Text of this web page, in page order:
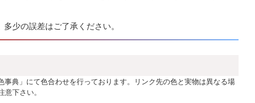
少の誤差はご了承ください。
事典」にて色合わせを行っております。リンク先の色と実物は異なる場
意下さい。